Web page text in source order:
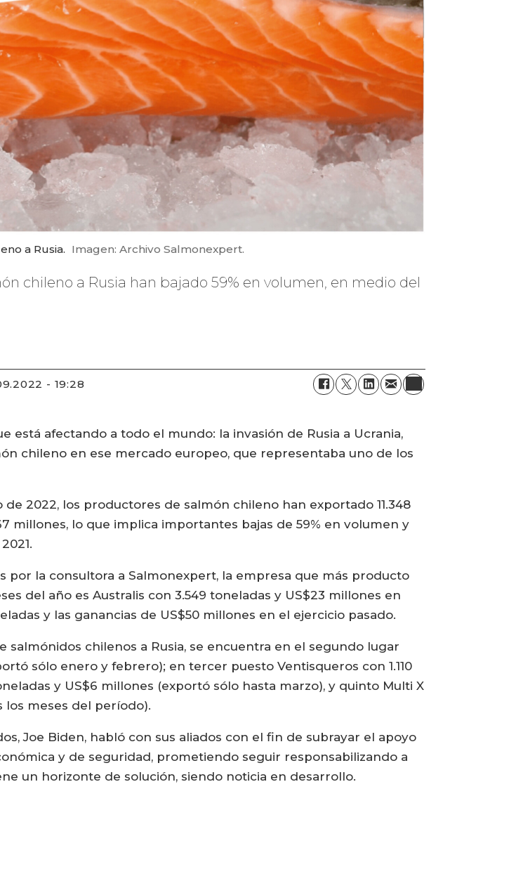
a Rusia. Imagen: Archivo Salmonexpert.
chileno a Rusia han bajado 59% en volumen, en medio del
- 19:28
está afectando a todo el mundo: la invasión de Rusia a Ucrania,
chileno en ese mercado europeo, que representaba uno de los
2022, los productores de salmón chileno han exportado 11.348
millones, lo que implica importantes bajas de 59% en volumen y
por la consultora a Salmonexpert, la empresa que más producto
del año es Australis con 3.549 toneladas y US$23 millones en
y las ganancias de US$50 millones en el ejercicio pasado.
chilenos a Rusia, se encuentra en el segundo lugar
sólo enero y febrero); en tercer puesto Ventisqueros con 1.110
y US$6 millones (exportó sólo hasta marzo), y quinto Multi X
los meses del período).
Joe Biden, habló con sus aliados con el fin de subrayar el apoyo
y de seguridad, prometiendo seguir responsabilizando a
un horizonte de solución, siendo noticia en desarrollo.